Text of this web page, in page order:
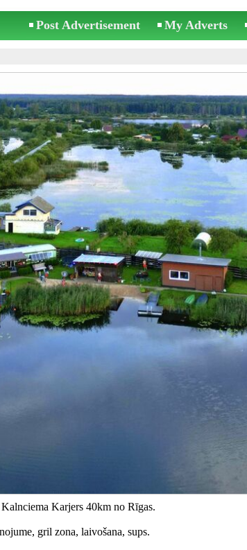
Post Advertisement My Adverts
Karjers 40km no Rīgas.
gril zona, laivošana, sups.